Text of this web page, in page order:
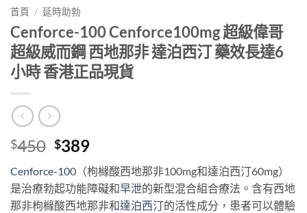
首頁 / 延時助勃
Cenforce-100 Cenforce100mg 超級偉哥
超級威而鋼 西地那非 達泊西汀 藥效長達6
小時 香港正品現貨
$450 Original
price
was:
$450.
$389Current
price
is:
$389.
Cenforce-100 （枸櫞酸西地那非100mg和達泊西汀60mg）
是治療勃起功能障礙和早泄的新型混合組合療法。含有西地
那非枸櫞酸西地那非和達泊西汀的活性成分，患者可以體驗